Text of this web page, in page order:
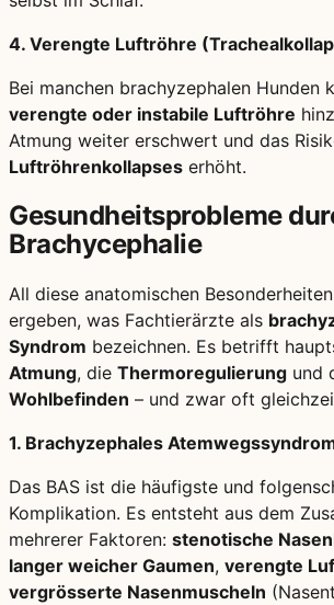
4. Verengte Luftröhre
Bei manchen brachyzephalen Hunden
verengte oder instabile Luftröhre
Atmung weiter erschwert und das
Luftröhrenkollapses erhöht.
Gesundheitsprobleme
Brachycephalie
All diese anatomischen
ergeben, was Fachtierärzte als
Syndrom bezeichnen. Es betrifft
Atmung, die Thermoregulierung und
Wohlbefinden – und zwar oft
1. Brachyzephales
Das BAS ist die häufigste und
Komplikation. Es entsteht aus dem
mehrerer Faktoren: stenotische
langer weicher Gaumen, verengte
vergrösserte Nasenmuscheln